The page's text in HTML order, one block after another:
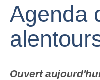
Agenda
Ouvert